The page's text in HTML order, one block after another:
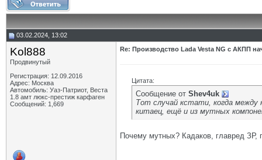
03.02.2024, 13:02
Kol888
Продвинутый
Регистрация: 12.09.2016
Адрес: Москва
Автомобиль: Уаз-Патриот, Веста
1.8 амт люкс-престиж карфаген
Сообщений: 1,669
Re: Производство Lada Vesta NG с АКПП
Цитата:
Сообщение от Shev4uk
Тот случай кстати, когда
китаец, ещё и из мутных
Почему мутных? Кадаков, главред ЗР,